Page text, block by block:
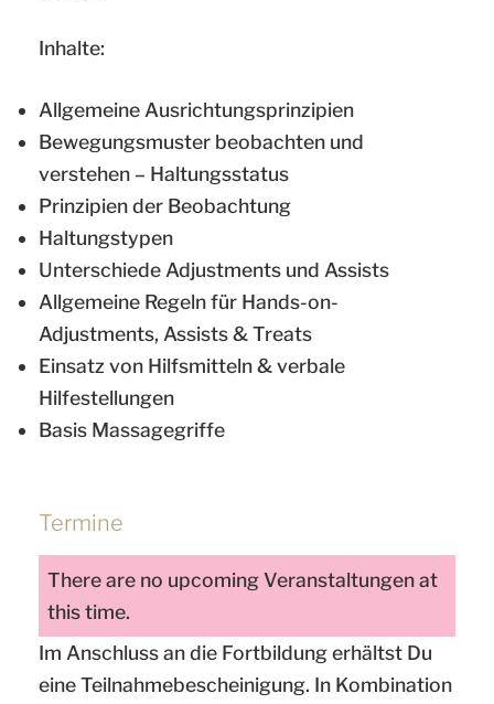
Inhalte:
Allgemeine Ausrichtungsprinzipien
Bewegungsmuster beobachten und
verstehen – Haltungsstatus
Prinzipien der Beobachtung
Haltungstypen
Unterschiede Adjustments und Assists
Allgemeine Regeln für Hands-on-
Adjustments, Assists & Treats
Einsatz von Hilfsmitteln & verbale
Hilfestellungen
Basis Massagegriffe
Termine
There are no upcoming Veranstaltungen at
this time.
Im Anschluss an die Fortbildung erhältst Du
eine Teilnahmebescheinigung. In Kombination